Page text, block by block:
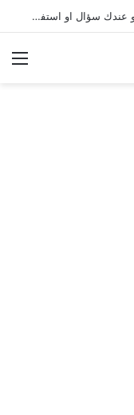
نتشرف بتلقي طلباتكم و استفسارتكم ... لو عندك سؤال او استفسار ماتدرددش فى طلب المساعدة